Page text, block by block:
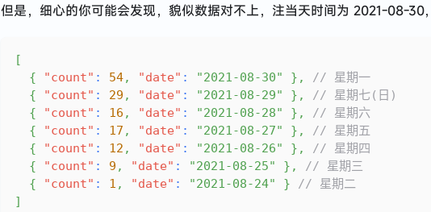
但是，细心的你可能会发现，貌似数据对不上，注当天时间为 2021-08-30
[
{
"count" : 54, "date" : "2021-08-30" } ,
// 星期一
{
"count" : 29 , "date" : "2021-08-29" } ,
// 星期七(日)
{
"count" : 16 , "date" : "2021-08-28" } ,
// 星期六
{
"count" : 17 , "date" : "2021-08-27" } ,
// 星期五
{
"count" : 12 , "date" : "2021-08-26" } ,
// 星期四
{
"count" : 9 , "date" : "2021-08-25" } ,
// 星期三
{
"count" : 1 , "date" : "2021-08-24" }
// 星期二
]